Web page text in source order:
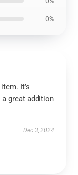
0%
It’s
a great addition
Dec 3, 2024